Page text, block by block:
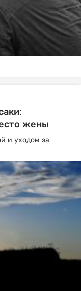
жены
и уходом за